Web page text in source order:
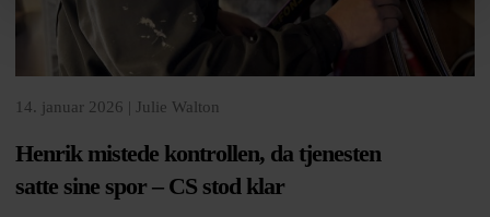
14. januar 2026 | Julie Walton
Henrik mistede kontrollen, da tjenesten
satte sine spor – CS stod klar